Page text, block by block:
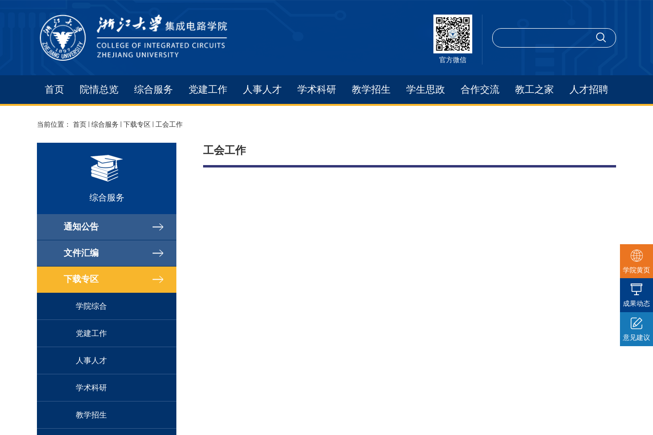
官方微信
首页 院情总览 综合服务 党建工作 人事人才 学术科研 教学招生 学生思政 合作交流 教工之家 人才招聘
当前位置： 首页 综合服务 下载专区 工会工作
综合服务
通知公告
文件汇编
下载专区
学院综合
党建工作
人事人才
学术科研
教学招生
工会工作
学院黄页
成果动态
意见建议